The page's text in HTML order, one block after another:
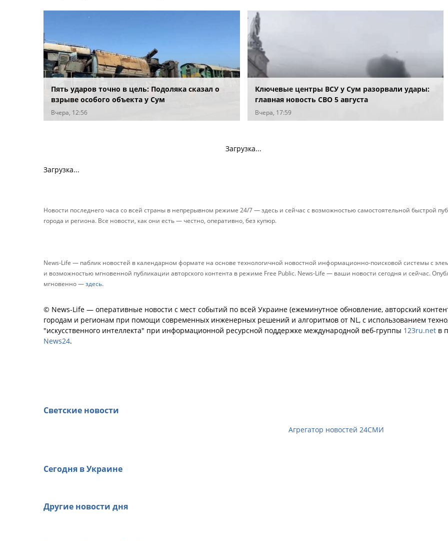
Пять ударов точно в цель: Подоляка сказал о
взрыве особого объекта у Сум
Вчера, 12:56
Ключевые центры ВСУ у Сум разорвали удары:
главная новость СВО 5 августа
Вчера, 17:59
Загрузка...
Загрузка...
Новости последнего часа со всей страны в непрерывном режиме 24/7 — здесь и сейчас с возможностью самостоятельной быстрой
города и региона. Все новости, как они есть — честно, оперативно, без купюр.
News-Life — паблик новостей в календарном формате на основе технологичной новостной информационно-поисковой системы с
и возможностью мгновенной публикации авторского контента в режиме Free Public. News-Life — ваши новости сегодня и сейчас.
мгновенно —здесь.
© News-Life — оперативные новости с мест событий по всей Украине (ежеминутное обновление, авторский
городам и регионам при помощи современных инженерных решений и алгоритмов от NL, с использованием
"искусственного интеллекта" при информационной ресурсной поддержке международной веб-группы 123ru.net в
News24.
Светские новости
Агрегатор новостей 24СМИ
Сегодня в Украине
Другие новости дня